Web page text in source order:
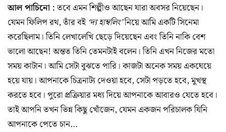
আল পাচিনো :তবে এমন শিল্পীও আছেন যারা অবসর নিয়েছেন।
যেমন ফিলিপ রথ, তাঁর বই ‘দ্য হাম্বলিং’নিয়ে আমি একটি সিনেমা
করেছিলাম। তিনি লেখালেখি ছেড়ে দিয়েছেন এবং তিনি নাকি বেশ
ভালো আছেন! অন্তত তিনি তেমনটাই বলেন। তিনি এখন নিজের মতো
সময় কাটান। আমি সেটা বুঝতে পারি। কাজটা অনেক সময় একঘেয়ে
হয়ে যায়। আপনাকে চিত্রনাট্য দেওয়া হবে, সেটা পড়তে হবে, মুখস্থ
করতে হবে। পুরো প্রক্রিয়ার মধ্য দিয়ে আপনাকে আবারও যেতে হবে।
তাই আপনি তখন ভিন্ন কিছু খোঁজেন, যেমন একজন পরিচালক যিনি
আপনাকে পেতে চান…